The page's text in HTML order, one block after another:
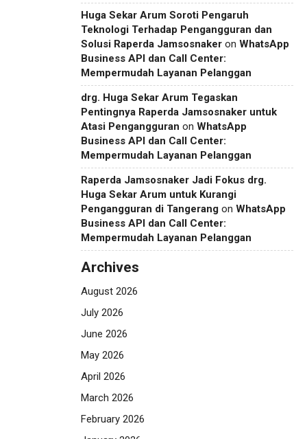
Huga Sekar Arum Soroti Pengaruh
Teknologi Terhadap Pengangguran dan
Solusi Raperda Jamsosnaker on WhatsApp
Business API dan Call Center:
Mempermudah Layanan Pelanggan
drg. Huga Sekar Arum Tegaskan
Pentingnya Raperda Jamsosnaker untuk
Atasi Pengangguran on WhatsApp
Business API dan Call Center:
Mempermudah Layanan Pelanggan
Raperda Jamsosnaker Jadi Fokus drg.
Huga Sekar Arum untuk Kurangi
Pengangguran di Tangerang on WhatsApp
Business API dan Call Center:
Mempermudah Layanan Pelanggan
Archives
August 2026
July 2026
June 2026
May 2026
April 2026
March 2026
February 2026